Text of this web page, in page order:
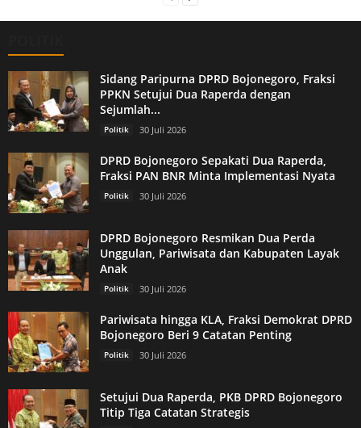
Sidang Paripurna DPRD Bojonegoro, Fraksi
PPKN Setujui Dua Raperda dengan
Sejumlah...
Politik 30 Juli 2026
DPRD Bojonegoro Sepakati Dua Raperda,
Fraksi PAN BNR Minta Implementasi Nyata
Politik 30 Juli 2026
DPRD Bojonegoro Resmikan Dua Perda
Unggulan, Pariwisata dan Kabupaten Layak
Anak
Politik 30 Juli 2026
Pariwisata hingga KLA, Fraksi Demokrat DPRD
Bojonegoro Beri 9 Catatan Penting
Politik 30 Juli 2026
Setujui Dua Raperda, PKB DPRD Bojonegoro
Titip Tiga Catatan Strategis